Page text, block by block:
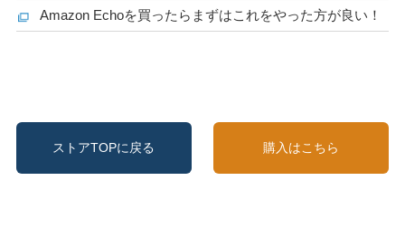
Amazon Echoを買ったらまずはこれをやった方が良い！
ストアTOPに戻る 購入はこちら